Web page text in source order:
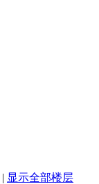
| 显示全部楼层